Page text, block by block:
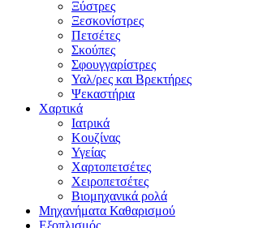
Ξύστρες
Ξεσκονίστρες
Πετσέτες
Σκούπες
Σφουγγαρίστρες
Υαλ/ρες και Βρεκτήρες
Ψεκαστήρια
Χαρτικά
Ιατρικά
Κουζίνας
Υγείας
Χαρτοπετσέτες
Χειροπετσέτες
Βιομηχανικά ρολά
Μηχανήματα Καθαρισμού
Εξοπλισμός